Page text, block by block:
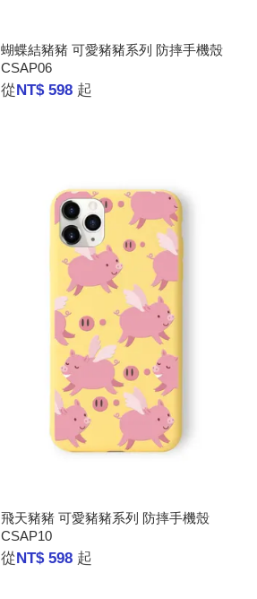
蝴蝶結豬豬 可愛豬豬系列 防摔手機殼
CSAP06
從 NT$ 598 起
飛天豬豬 可愛豬豬系列 防摔手機殼
CSAP10
從 NT$ 598 起